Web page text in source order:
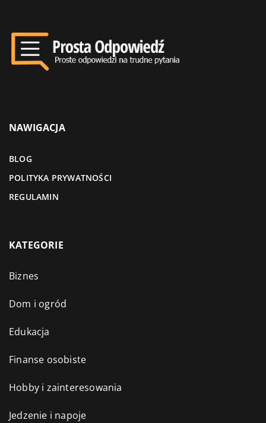
NAWIGACJA
BLOG
POLITYKA PRYWATNOŚCI
REGULAMIN
KATEGORIE
Biznes
Dom i ogród
Edukacja
Finanse osobiste
Hobby i zainteresowania
Jedzenie i napoje